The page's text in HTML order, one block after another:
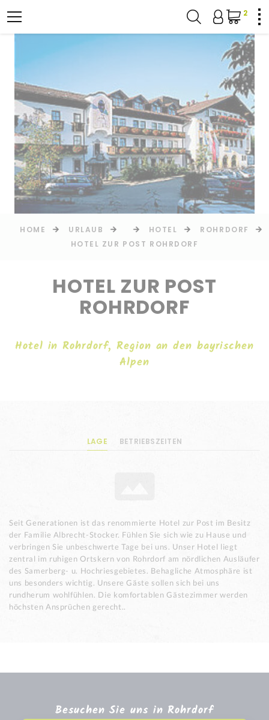
2
HOME URLAUB HOTEL
ROHRDORF
HOTEL ZUR POST ROHRDORF
HOTEL ZUR POST
ROHRDORF
Hotel in Rohrdorf, Region an den bayrischen
Alpen
LAGE BETRIEBSZEITEN
Seit Generationen ist das renommierte Hotel zur Post im Besitz
der Familie Albrecht-Stocker. Fühlen Sie sich wie zu Hause und
verbringen Sie unbeschwerte Tage bei uns. Unser Hotel liegt
zentral im ruhigen Ortskern von Rohrdorf am nördlichen Ausläufer
des Samerberg- u. Hochriesgebietes. Behagliche Atmosphäre ist
uns besonders wichtig. Unsere Gäste sollen sich bei uns
rundherum wohlfühlen. Die komfortablen Gästezimmer werden
höchsten Ansprüchen gerecht..
Besuchen Sie uns in Rohrdorf